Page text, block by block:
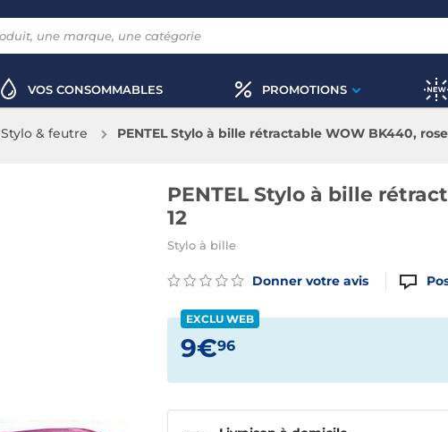
VOS CONSOMMABLES PROMOTIONS
Stylo & feutre PENTEL Stylo à bille rétractable WOW BK440, rose
PENTEL Stylo à bille
12
Stylo à bille
Donner votre avis
EXCLU WEB
9€96